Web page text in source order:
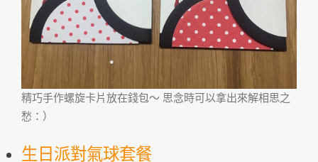
精巧手作螺旋卡片放在錢包～ 思念時可以拿出來解相思之
愁：）
生日派對氣球套餐